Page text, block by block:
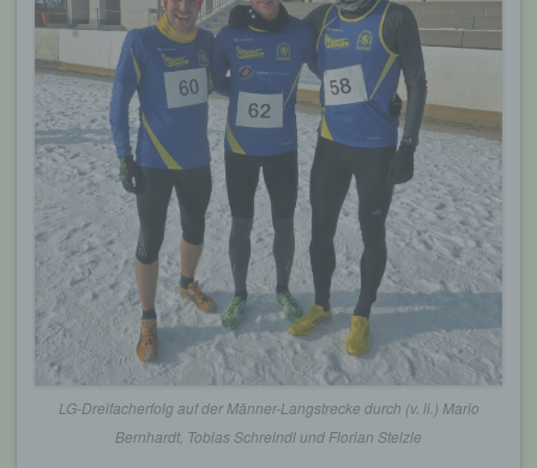
LG-Dreifacherfolg auf der Männer-Langstrecke durch (v. li.) Mario
Bernhardt, Tobias Schreindl und Florian Stelzle